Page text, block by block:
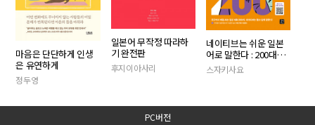
마음은 단단하게 인생
은 유연하게
정두영
일본어 무작정 따라하
기 완전판
후지이아사리
네이티브는 쉬운 일본
어로 말한다 : 200대화
편
스자키사요
PC버전